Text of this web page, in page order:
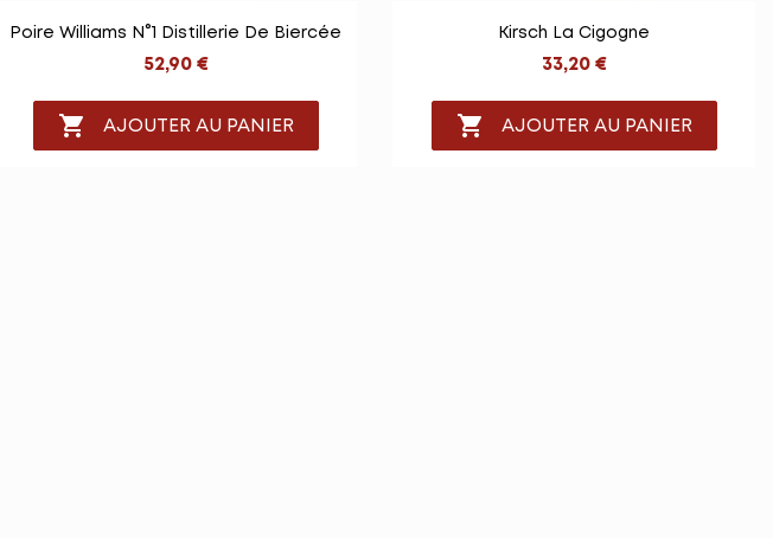
Vue rapide
Poire Williams N°1 Distillerie De Biercée
52,90 €
 AJOUTER AU PANIER
Vue rapide
Kirsch La Cigogne
33,20 €
 AJOUTER AU PANIER